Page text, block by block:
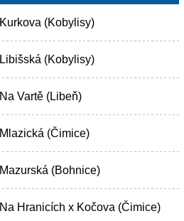
Kurkova (Kobylisy)
Libišská (Kobylisy)
Na Vartě (Libeň)
Mlazická (Čimice)
Mazurská (Bohnice)
Na Hranicích x Kočova (Čimice)